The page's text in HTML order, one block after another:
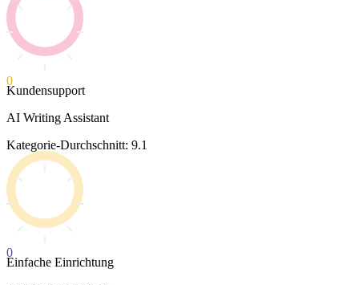
0
Kundensupport
AI Writing Assistant
Kategorie-Durchschnitt: 9.1
0
Einfache Einrichtung